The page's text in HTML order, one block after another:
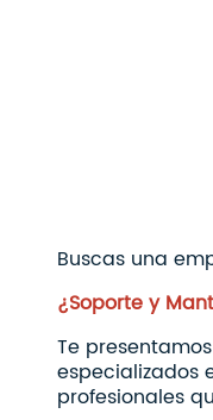
Buscas una
¿Soporte y
Te
especializados
profesionales